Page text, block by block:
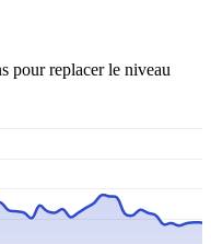
pour replacer le niveau